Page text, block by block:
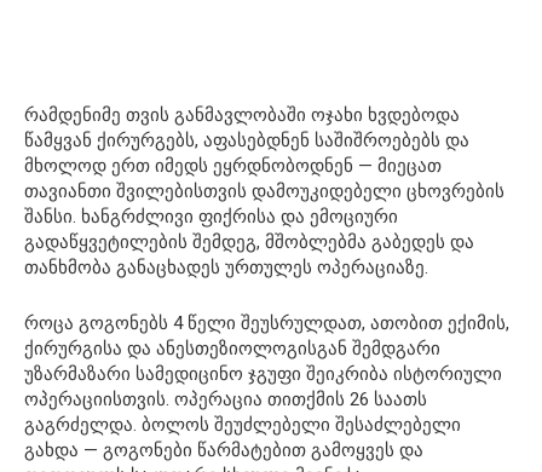
რამდენიმე თვის განმავლობაში ოჯახი ხვდებოდა
წამყვან ქირურგებს, აფასებდნენ საშიშროებებს და
მხოლოდ ერთ იმედს ეყრდნობოდნენ — მიეცათ
თავიანთი შვილებისთვის დამოუკიდებელი ცხოვრების
შანსი. ხანგრძლივი ფიქრისა და ემოციური
გადაწყვეტილების შემდეგ, მშობლებმა გაბედეს და
თანხმობა განაცხადეს ურთულეს ოპერაციაზე.
როცა გოგონებს 4 წელი შეუსრულდათ, ათობით ექიმის,
ქირურგისა და ანესთეზიოლოგისგან შემდგარი
უზარმაზარი სამედიცინო ჯგუფი შეიკრიბა ისტორიული
ოპერაციისთვის. ოპერაცია თითქმის 26 საათს
გაგრძელდა. ბოლოს შეუძლებელი შესაძლებელი
გახდა — გოგონები წარმატებით გამოყვეს და